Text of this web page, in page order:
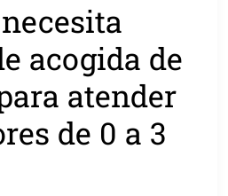
acogida de
atender
de 0 a 3